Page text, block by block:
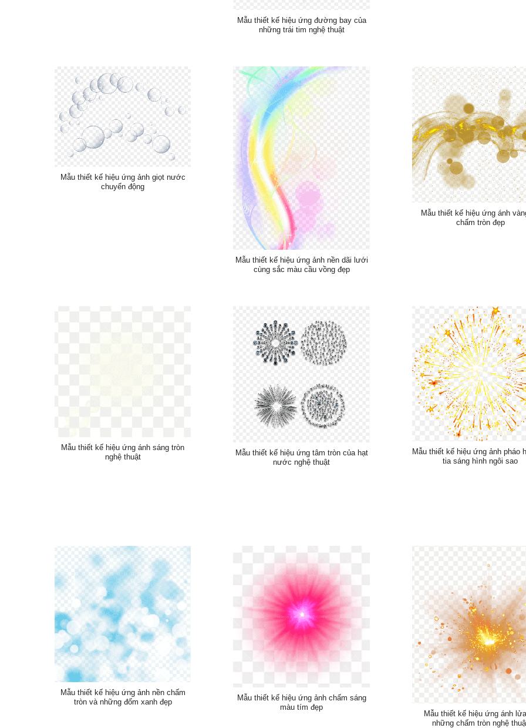
Mẫu thiết kế hiệu ứng đường bay của
những trái tim nghệ thuật
Mẫu thiết kế hiệu ứng ảnh giọt nước
chuyển động
Mẫu thiết kế hiệu ứng ảnh nền dãi lưới
cùng sắc màu cầu vồng đẹp
Mẫu thiết kế hiệu ứng ánh
chấm tròn đẹp
Mẫu thiết kế hiệu ứng ánh sáng tròn
nghệ thuật
Mẫu thiết kế hiệu ứng tâm tròn của hạt
nước nghệ thuật
Mẫu thiết kế hiệu ứng ảnh pháo
tia sáng hình ngôi sao
Mẫu thiết kế hiệu ứng ảnh nền chấm
tròn và những đốm xanh đẹp
Mẫu thiết kế hiệu ứng ảnh chấm sáng
màu tím đẹp
Mẫu thiết kế hiệu ứng ánh
những chấm tròn nghệ